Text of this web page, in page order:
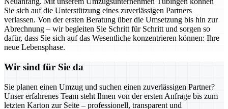
Sie sich auf die Unterstützung eines zuverlässigen Partners
verlassen. Von der ersten Beratung über die Umsetzung bis hin zur
Abrechnung – wir begleiten Sie Schritt für Schritt und sorgen so
dafür, dass Sie sich auf das Wesentliche konzentrieren können: Ihre
neue Lebensphase.
Wir sind für Sie da
Sie planen einen Umzug und suchen einen zuverlässigen Partner?
Unser erfahrenes Team steht Ihnen von der ersten Anfrage bis zum
letzten Karton zur Seite – professionell, transparent und